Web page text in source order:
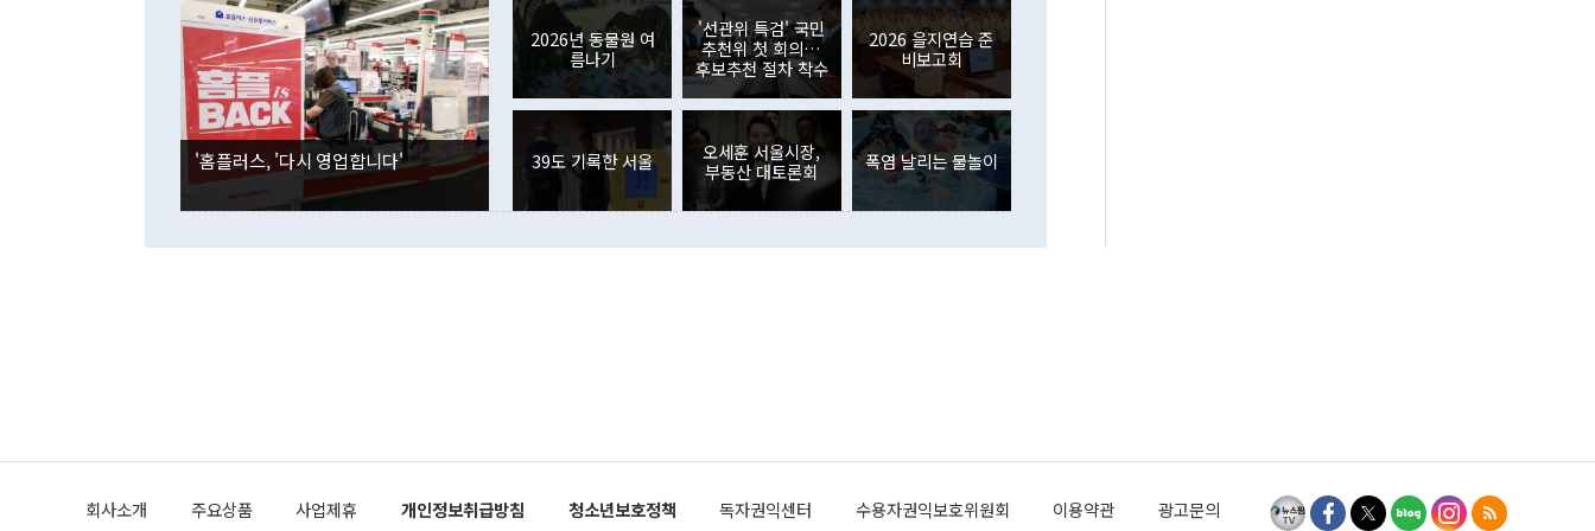
며 "정부 차원에서 (참석을) 검토하고 있다"고 발언한 데 대해서도 조 장관
은 "그것은 외교부의 몫"이라며 "아직 거기까지 진도가 나가지 않았다"고
잘랐다. 정 장관이 이날 소개한 대북 구상과 설명은 정부 내 조율을 거치지
않았다는 점에서 문제가 있다. 특히 주적 표현 대체와 국호 사용, 9·19 군
사합의 복원, 4자회담 추진 등은 통일부 장관이 결정할 사안이 아니어서 월
권이라는 지적이 나오고 있다. 이 대통령은 정 장관의 업무보고를 듣고 난
뒤 "여기 업무보고에 발표했다고 승인난 건 아니다"라고 재차 확인했다. 정
부의 한 소식통은 "정 장관의 발언 내용은 대부분 국가안전보장회의(NSC)
를 거쳐 결정된 사안이 아닌 정 장관의 개인적 생각에 가깝다"며 "안보 관
련 부처 장관이 정부의 공식 정책이 아닌 사안을 추진하겠다고 업무보고를
하고 대통령의 면전에서 '국군통수권자가 나서야 한다'고 주장한 것은 심각
이나 미국은 북한에 선비핵화를 공식적으로 요구한 적이 없기 때문이다. 지
공하는 방식으로 이뤄졌다. 1994년 북·미 제네바 기본합의는 핵시설 동결
인의 해외투자가 80억1000만달러, 외국인의 국내투자가 46억3000만달러
각각 증가했다. 증권투자에서는 외국인의 국내 주식 매도세가 이어졌다. 외
국인의 국내 주식 투자는 차익실현 매도 등의 영향으로 316억1000만달러
감소하며 전월(-310억5000만달러)에 이어 역대 최대 순매도 기록을 다시
경신했다. 외국인의 국내 채권투자는 세계국채지수(WGBI) 자금 유입에도
분기 말 만기도래 영향으로 증가 폭이 줄어든 52억9000만달러를 기록했
다. 내국인의 해외 증권투자는 주식을 중심으로 35억6000만달러 증가했
다. eoyn2@newspim.com
'홈플러스, '다시 영업합니다'
2026년 동물원 여
름나기
'선관위 특검' 국민
추천위 첫 회의…
후보추천 절차 착수
2026 을지연습 준
비보고회
39도 기록한 서울
오세훈 서울시장,
부동산 대토론회
폭염 날리는 물놀이
회사소개 주요상품 사업제휴 개인정보취급방침 청소년보호정책 독자권익센터 수용자권익보호위원회 이용약관 광고문의